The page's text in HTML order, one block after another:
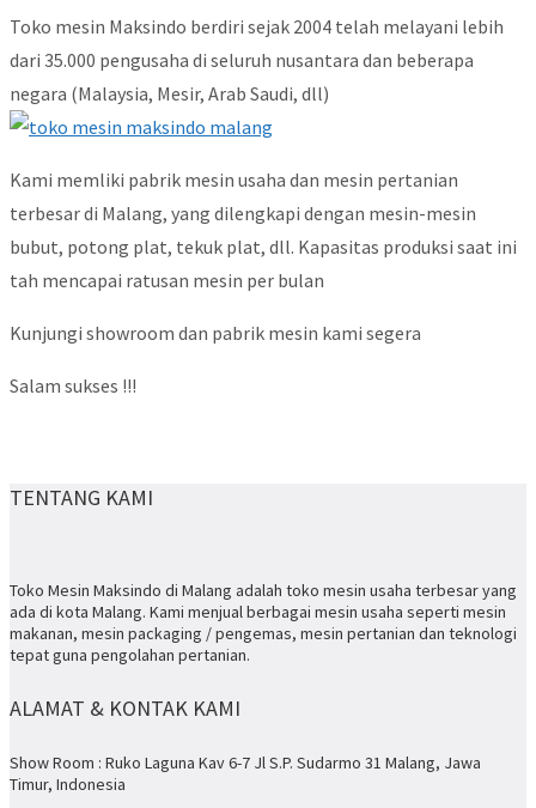
Toko mesin Maksindo berdiri sejak 2004 telah melayani lebih
dari 35.000 pengusaha di seluruh nusantara dan beberapa
negara (Malaysia, Mesir, Arab Saudi, dll)
Kami memliki pabrik mesin usaha dan mesin pertanian
terbesar di Malang, yang dilengkapi dengan mesin-mesin
bubut, potong plat, tekuk plat, dll. Kapasitas produksi saat ini
tah mencapai ratusan mesin per bulan
Kunjungi showroom dan pabrik mesin kami segera
Salam sukses !!!
TENTANG KAMI
Toko Mesin Maksindo di Malang adalah toko mesin usaha terbesar yang
ada di kota Malang. Kami menjual berbagai mesin usaha seperti mesin
makanan, mesin packaging / pengemas, mesin pertanian dan teknologi
tepat guna pengolahan pertanian.
ALAMAT & KONTAK KAMI
Show Room : Ruko Laguna Kav 6-7 Jl S.P. Sudarmo 31 Malang, Jawa
Timur, Indonesia